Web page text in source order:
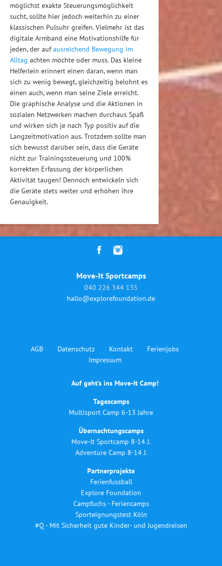
möglichst exakte Steuerungsmöglichkeit
sucht, sollte hier jedoch weiterhin zu einer
klassischen Pulsuhr greifen. Vielmehr ist das
digitale Armband eine Motivationshilfe für
jeden, der aufausreichend Bewegung im
Alltag achten möchte oder muss. Das kleine
Helferlein erinnert einen daran, wenn man
sich zu wenig bewegt, gleichzeitig belohnt es
einen auch, wenn man seine Ziele erreicht.
Die graphische Analyse und die Aktionen in
sozialen Netzwerken machen durchaus Spaß
und wirken sich je nach Typ positiv auf die
Langzeitmotivation aus. Trotzdem sollte man
sich bewusst darüber sein, dass die Geräte
nicht zur Trainingssteuerung und 100%
korrekten Erfassung der körperlichen
Aktivität taugen! Dennoch entwickeln sich
die Geräte stets weiter und erhöhen ihre
Genauigkeit.
Move-It Sportcamps
040 226 344 135
hallo@explorefoundation.de
AGB Datenschutz Kontakt
Ferienjobs
Impressum
Auf geht’s ins Move-It Camp!
Tagescamps
Multisport Camp 6-13 Jahre
Übernachtungscamps
Move-It Sportcamp 8-14 J.
Adventure Camp 8-14 J.
Partnerprojekte
Ferienfussball
Explore Foundation
Campfuchs - Feriencamps
Sporteignungstest Köln
#Q - Mit Sicherheit gute Kinder- und Jugendreisen